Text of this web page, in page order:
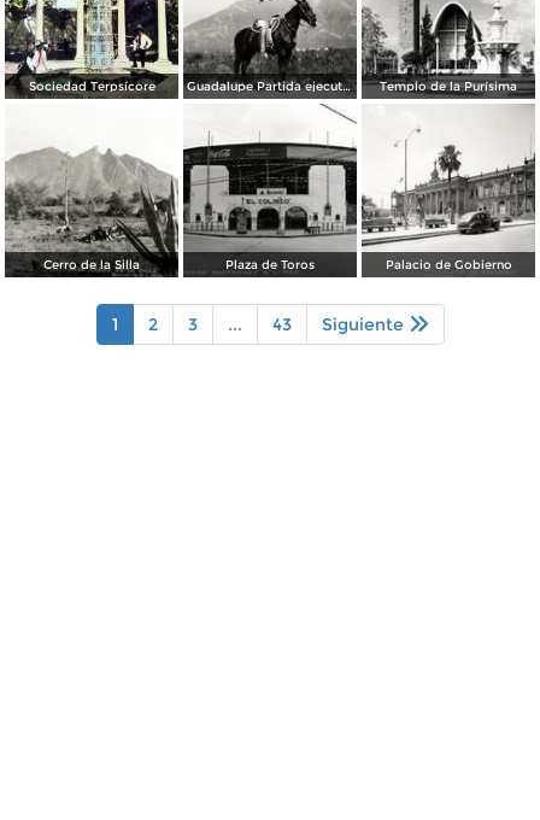
Sociedad Terpsícore Guadalupe Partida ejecutando una charrería con lazo Templo de la Purísima
Cerro de la Silla Plaza de Toros Palacio de Gobierno
1 2 3 ... 43 Siguiente